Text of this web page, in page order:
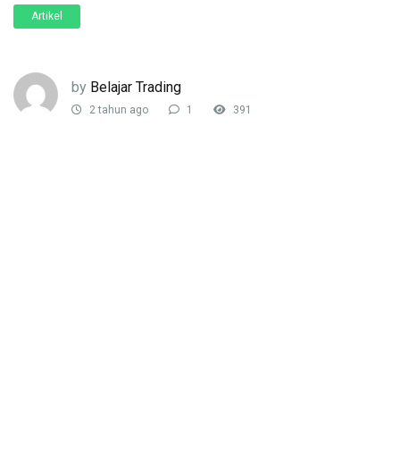
Artikel
by Belajar Trading
2 tahun ago 1 391